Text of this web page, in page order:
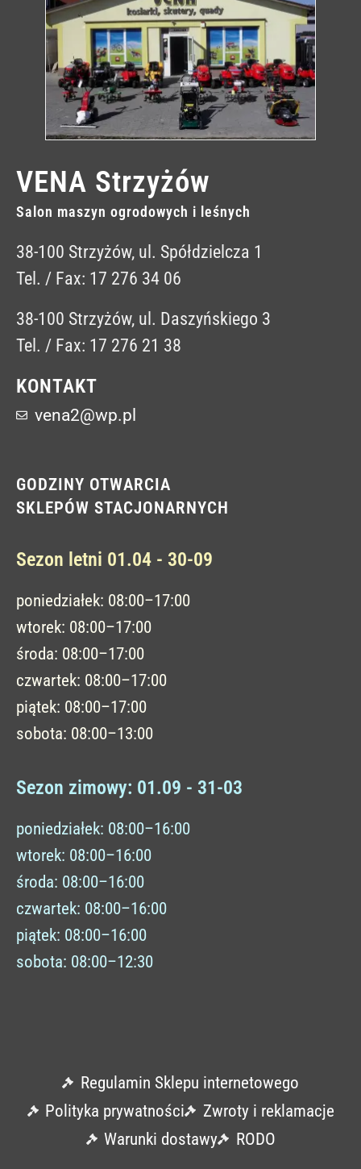
VENA Strzyżów
Salon maszyn ogrodowych i leśnych
38-100 Strzyżów, ul. Spółdzielcza 1
Tel. / Fax: 17 276 34 06
38-100 Strzyżów, ul. Daszyńskiego 3
Tel. / Fax: 17 276 21 38
KONTAKT
vena2@wp.pl
GODZINY OTWARCIA
SKLEPÓW STACJONARNYCH
Sezon letni 01.04 - 30-09
poniedziałek: 08:00–17:00
wtorek: 08:00–17:00
środa: 08:00–17:00
czwartek: 08:00–17:00
piątek: 08:00–17:00
sobota: 08:00–13:00
Sezon zimowy: 01.09 - 31-03
poniedziałek: 08:00–16:00
wtorek: 08:00–16:00
środa: 08:00–16:00
czwartek: 08:00–16:00
piątek: 08:00–16:00
sobota: 08:00–12:30
Regulamin Sklepu internetowego
Polityka prywatności
Zwroty i reklamacje
Warunki dostawy
RODO